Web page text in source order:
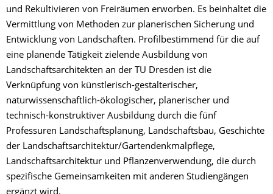
und Rekultivieren von Freiräumen erworben. Es beinhaltet die
Vermittlung von Methoden zur planerischen Sicherung und
Entwicklung von Landschaften. Profilbestimmend für die auf
eine planende Tätigkeit zielende Ausbildung von
Landschaftsarchitekten an der TU Dresden ist die
Verknüpfung von künstlerisch-gestalterischer,
naturwissenschaftlich-öko­lo­­gischer, planerischer und
technisch-konstruktiver Ausbildung durch die fünf
Professuren Landschaftsplanung, Landschaftsbau, Geschichte
der Landschaftsarchitektur/Gartendenkmalpflege,
Landschaftsarchitektur und Pflanzenverwendung, die durch
spezifische Gemeinsamkeiten mit anderen Studiengängen